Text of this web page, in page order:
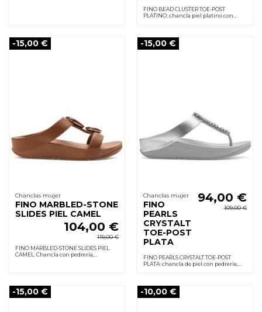
FINO BEAD CLUSTER TOE-POST
PLATINO: chancla piel platino con
-15,00 €
Chanclas mujer
FINO MARBLED-STONE
SLIDES PIEL CAMEL
104,00 €
119,00 €
FINO MARBLED-STONE SLIDES PIEL
CAMEL. Chancla con pedrería,
-15,00 €
Chanclas mujer
FINO
PEARLS
CRYSTALT
TOE-POST
PLATA
94,00 €
109,00 €
FINO PEARLS CRYSTALT TOE-POST
PLATA: chancla de piel con pedrería,
-15,00 € -10,00 €